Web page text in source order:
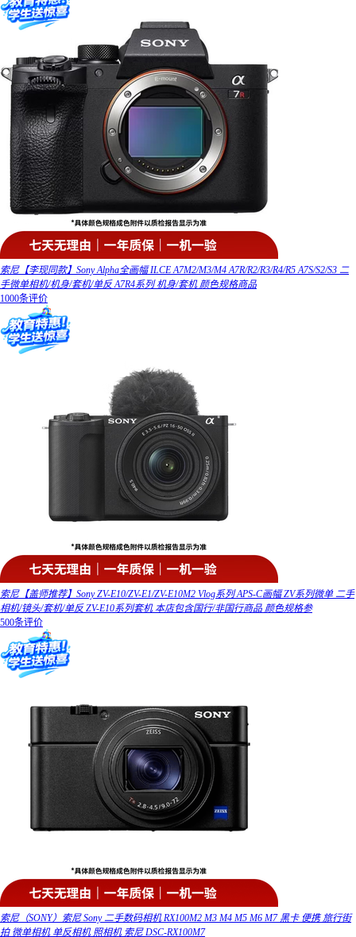
索尼【李现同款】Sony Alpha全画幅 ILCE A7M2/M3/M4 A7R/R2/R3/R4/R5 A7S/S2/S3 二
手微单相机/机身/套机/单反 A7R4系列 机身/套机 颜色规格商品
1000条评价
索尼【盖师推荐】Sony ZV-E10/ZV-E1/ZV-E10M2 Vlog系列 APS-C画幅 ZV系列微单 二手
相机/镜头/套机/单反 ZV-E10系列套机 本店包含国行/非国行商品 颜色规格参
500条评价
索尼（SONY）索尼 Sony 二手数码相机 RX100M2 M3 M4 M5 M6 M7 黑卡 便携 旅行街
拍 微单相机 单反相机 照相机 索尼 DSC-RX100M7